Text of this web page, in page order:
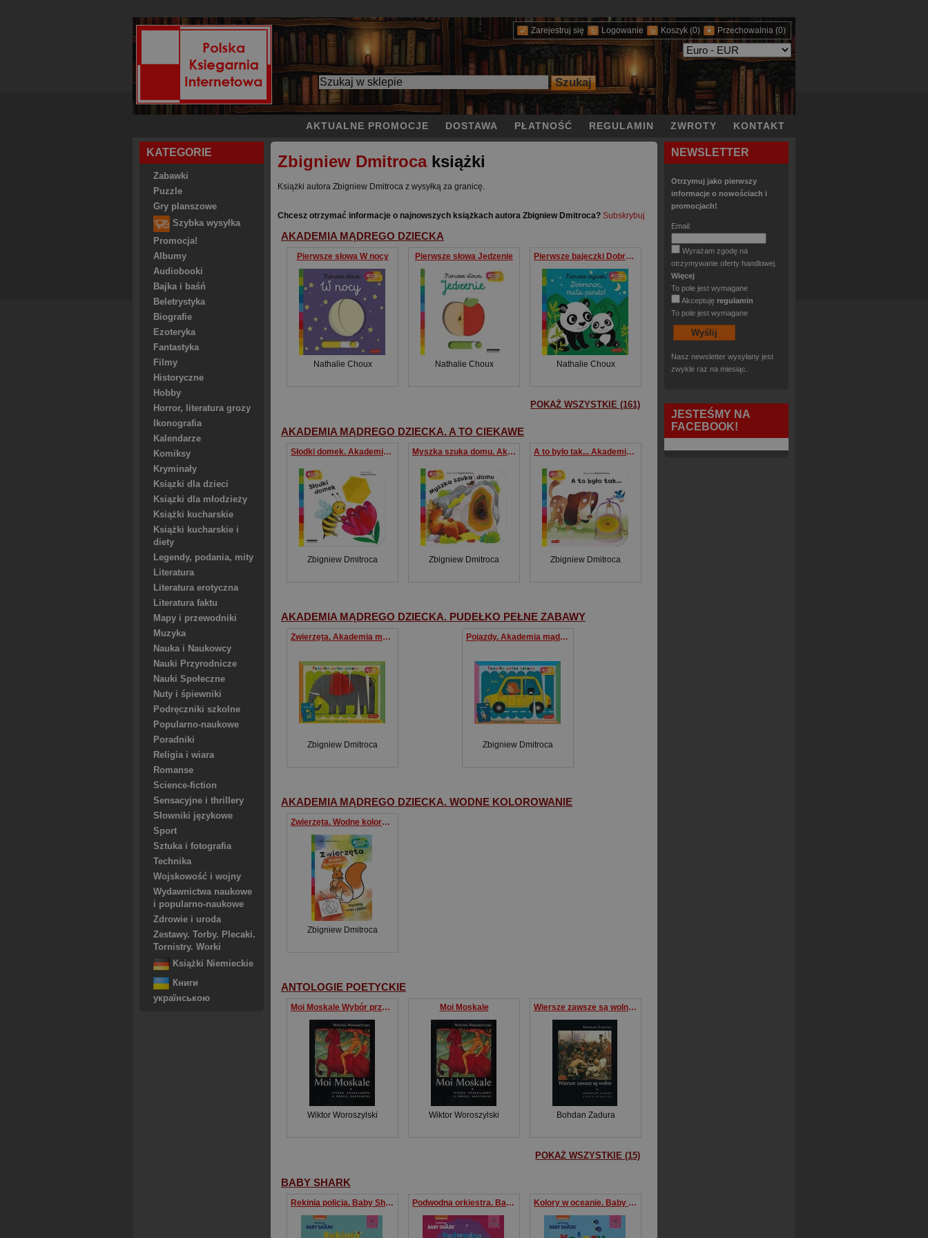
Zarejestruj się Logowanie Koszyk (0) Przechowalnia (0)
AKTUALNE PROMOCJE DOSTAWA PŁATNOŚĆ REGULAMIN ZWROTY KONTAKT
KATEGORIE
Zabawki
Puzzle
Gry planszowe
Szybka wysyłka
Promocja!
Albumy
Audiobooki
Bajka i baśń
Beletrystyka
Biografie
Ezoteryka
Fantastyka
Filmy
Historyczne
Hobby
Horror, literatura grozy
Ikonografia
Kalendarze
Komiksy
Kryminały
Ksiązki dla dzieci
Ksiązki dla młodzieży
Książki kucharskie
Książki kucharskie i
diety
Legendy, podania, mity
Literatura
Literatura erotyczna
Literatura faktu
Mapy i przewodniki
Muzyka
Nauka i Naukowcy
Nauki Przyrodnicze
Nauki Społeczne
Nuty i śpiewniki
Podręczniki szkolne
Popularno-naukowe
Poradniki
Religia i wiara
Romanse
Science-fiction
Sensacyjne i thrillery
Słowniki językowe
Sport
Sztuka i fotografia
Technika
Wojskowość i wojny
Wydawnictwa naukowe
i popularno-naukowe
Zdrowie i uroda
Zestawy. Torby. Plecaki.
Tornistry. Worki
Książki Niemieckie
Книги
українською
Zbigniew Dmitrocaksiążki
Książki autora Zbigniew Dmitroca z wysyłką za granicę.
Chcesz otrzymać informacje o najnowszych książkach autora Zbigniew Dmitroca? Subskrybuj
AKADEMIA MĄDREGO DZIECKA
Pierwsze słowa W nocy
Nathalie Choux
Pierwsze słowa Jedzenie
Nathalie Choux
Pierwsze bajeczki Dobranoc mała pando!
Nathalie Choux
POKAŻ WSZYSTKIE (161)
AKADEMIA MĄDREGO DZIECKA. A TO CIEKAWE
Słodki domek. Akademia mądrego dziecka. A to ciekawe
Zbigniew Dmitroca
Myszka szuka domu. Akademia mądrego dziecka. A to ciekawe
Zbigniew Dmitroca
A to było tak... Akademia mądrego dziecka. A to ciekawe
Zbigniew Dmitroca
AKADEMIA MĄDREGO DZIECKA. PUDEŁKO PEŁNE ZABAWY
Zwierzęta. Akademia mądrego dziecka. Pudełko pełne zabawy
Zbigniew Dmitroca
Pojazdy. Akademia mądrego dziecka. Pudełko pełne zabawy
Zbigniew Dmitroca
AKADEMIA MĄDREGO DZIECKA. WODNE KOLOROWANIE
Zwierzęta. Wodne kolorowanie. Akademia mądrego dziecka
Zbigniew Dmitroca
ANTOLOGIE POETYCKIE
Moi Moskale Wybór przekładów z poezji rosyjskiej
Wiktor Woroszylski
Moi Moskale
Wiktor Woroszylski
Wiersze zawsze są wolne Przekłady z poezji ukraińskiej
Bohdan Zadura
POKAŻ WSZYSTKIE (15)
BABY SHARK
Rekinia policja. Baby Shark Podwodna orkiestra. Baby Shark Kolory w oceanie. Baby Shark
NEWSLETTER
Otrzymuj jako pierwszy
informacje o nowościach i
promocjach!
Email:
Wyrażam zgodę na
otrzymywanie oferty handlowej.
Więcej
To pole jest wymagane
Akceptuję regulamin
To pole jest wymagane
Nasz newsletter wysyłany jest
zwykle raz na miesiąc.
JESTEŚMY NA
FACEBOOK!